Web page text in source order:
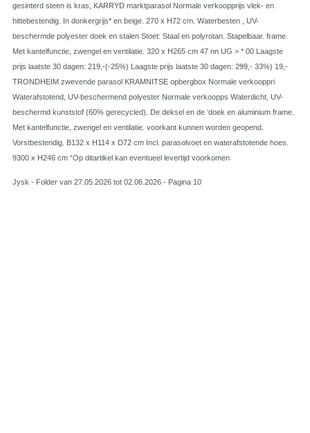
gesinterd steen is kras, KARRYD marktparasol Normale verkoopprijs vlek- en
hittebestendig. In donkergrijs* en beige. 270 x H72 cm. Waterbesten , UV-
beschermde polyester doek en stalen Stoet: Staal en polyrotan. Stapelbaar. frame.
Met kantelfunctie, zwengel en ventilatie. 320 x H265 cm 47 nn UG > * 00 Laagste
prijs laatste 30 dagen: 219,-(-25%) Laagste prijs laatste 30 dagen: 299,- 33%) 19,-
TRONDHEIM zwevende parasol KRAMNITSE opbergbox Normale verkooppri
Waterafstotend, UV-beschermend polyester Normale verkoopps Waterdicht, UV-
beschermd kunststof (60% gerecycled). De deksel en de ‘doek en aluminium frame.
Met kantelfunctie, zwengel en ventilatie. voorkant kunnen worden geopend.
Vorstbestendig. B132 x H114 x D72 cm Incl. parasolvoet en waterafstotende hoes.
9300 x H246 cm “Op ditartikel kan eventueel levertijd voorkomen
Jysk - Folder van 27.05.2026 tot 02.06.2026 - Pagina 10